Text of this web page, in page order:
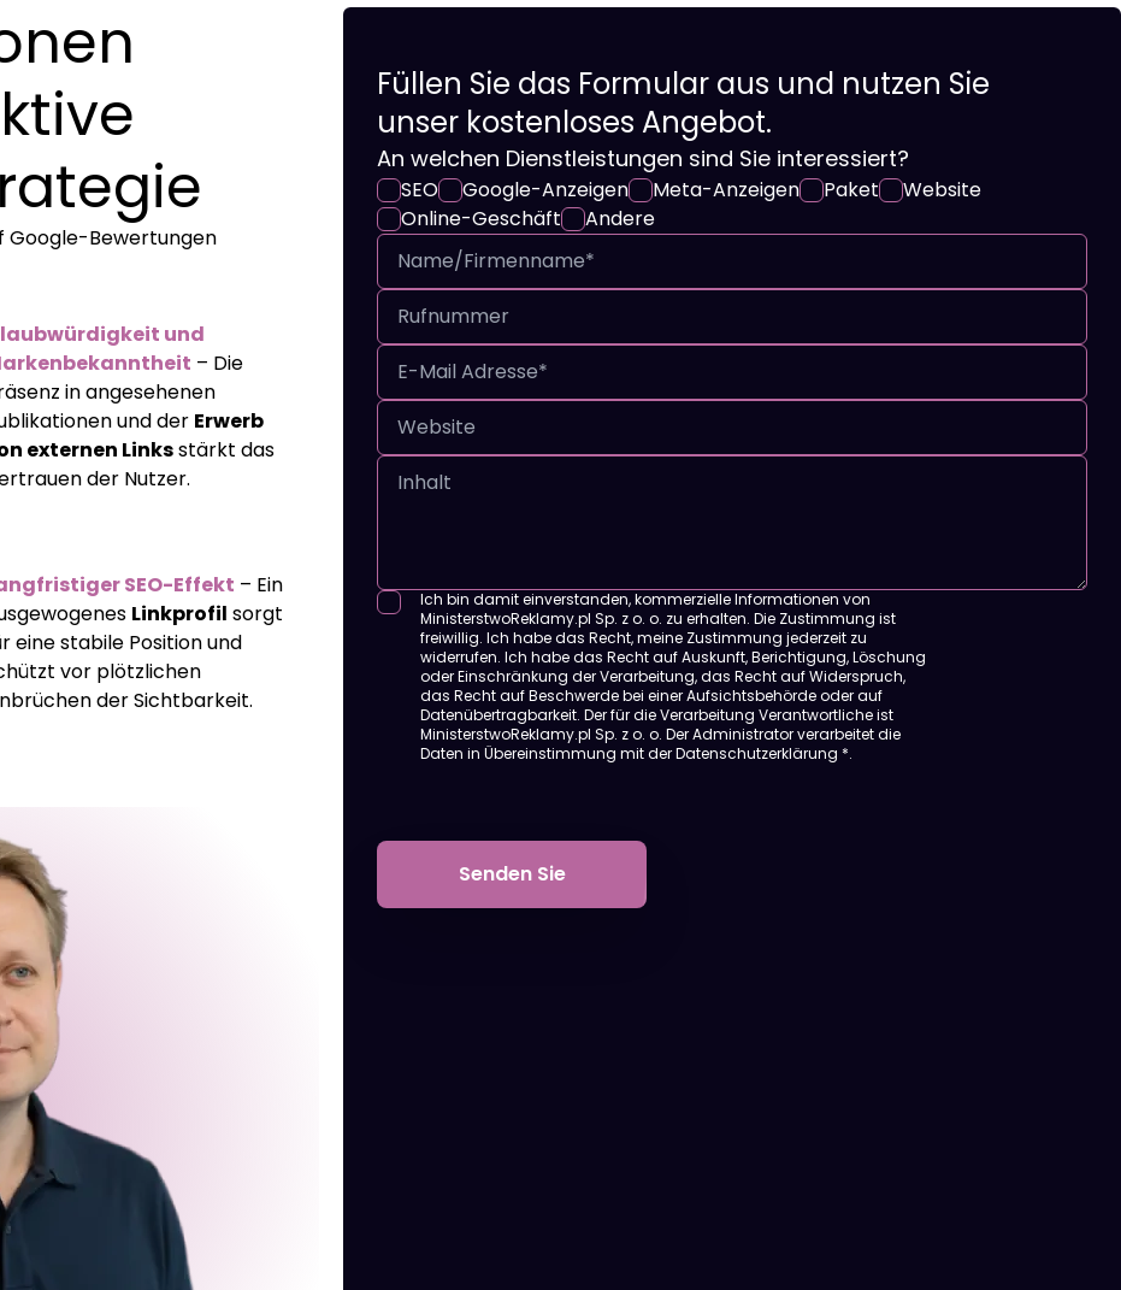
Google-Bewertungen
Füllen Sie das Formular aus und nutzen Sie
unser kostenloses Angebot.
An welchen Dienstleistungen sind Sie interessiert?
SEO Google-Anzeigen Meta-Anzeigen Paket
Website
Online-Geschäft
Andere
Ich bin damit einverstanden, kommerzielle Informationen von
MinisterstwoReklamy.pl Sp. z o. o. zu erhalten. Die Zustimmung ist
freiwillig. Ich habe das Recht, meine Zustimmung jederzeit zu
widerrufen. Ich habe das Recht auf Auskunft, Berichtigung, Löschung
oder Einschränkung der Verarbeitung, das Recht auf Widerspruch,
das Recht auf Beschwerde bei einer Aufsichtsbehörde oder auf
Datenübertragbarkeit. Der für die Verarbeitung Verantwortliche ist
MinisterstwoReklamy.pl Sp. z o. o. Der Administrator verarbeitet die
Daten in Übereinstimmung mitder Datenschutzerklärung *.
Senden Sie
und
– Die
in angesehenen
und der Erwerb
externen Linksstärkt das
der Nutzer.
SEO-Effekt – Ein
Linkprofil sorgt
eine stabile Position und
vor plötzlichen
der Sichtbarkeit.